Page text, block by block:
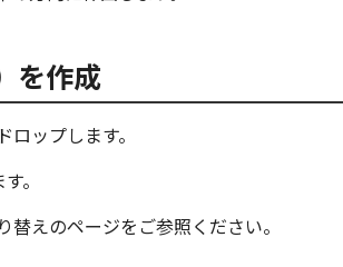
を作成
ップします。
。
えのページをご参照ください。